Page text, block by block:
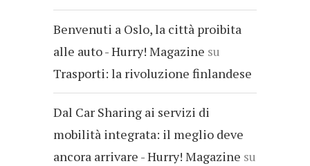
Benvenuti a Oslo, la città proibita
alle auto - Hurry! Magazine su
Trasporti: la rivoluzione finlandese
Dal Car Sharing ai servizi di
mobilità integrata: il meglio deve
ancora arrivare - Hurry! Magazine su